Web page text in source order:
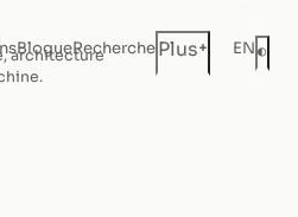
architecture
BlogueRecherchePlus+ EN◐